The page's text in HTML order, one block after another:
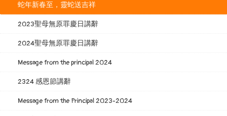
蛇年新春至，靈蛇送吉祥
2023聖母無原罪慶日講辭
2024聖母無原罪慶日講辭
Message from the principal 2024
2324 感恩節講辭
Message from the Principal 2023-2024